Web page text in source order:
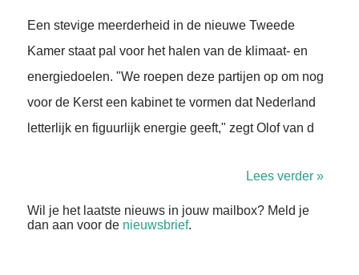
Een stevige meerderheid in de nieuwe Tweede
Kamer staat pal voor het halen van de klimaat- en
energiedoelen. "We roepen deze partijen op om nog
voor de Kerst een kabinet te vormen dat Nederland
letterlijk en figuurlijk energie geeft," zegt Olof van d
Lees verder »
Wil je het laatste nieuws in jouw mailbox? Meld je
dan aan voor de nieuwsbrief.